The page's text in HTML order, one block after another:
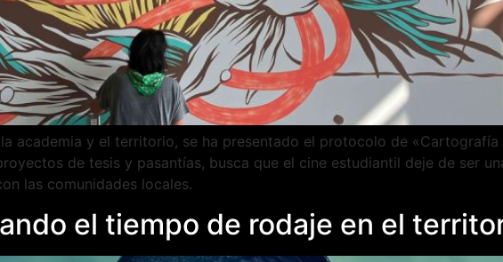
academia y el territorio, se ha presentado el protocolo de «Cartografía
de tesis y pasantías, busca que el cine estudiantil deje de ser
las comunidades locales.
el tiempo de rodaje en el